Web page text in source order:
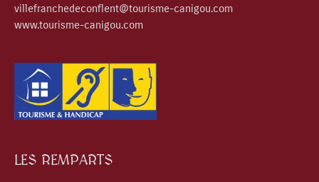
villefranchedeconflent@tourisme-canigou.com
www.tourisme-canigou.com
LES REMPARTS